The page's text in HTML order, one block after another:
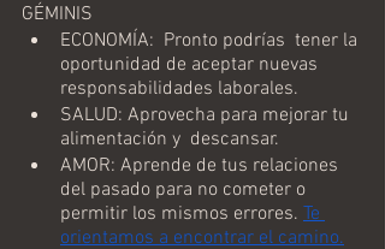
GÉMINIS
ECONOMÍA:  Pronto podrías  tener la
oportunidad de aceptar nuevas
responsabilidades laborales.
SALUD: Aprovecha para mejorar tu
alimentación y  descansar.
AMOR: Aprende de tus relaciones
del pasado para no cometer o
permitir los mismos errores. Te
orientamos a encontrar el camino.